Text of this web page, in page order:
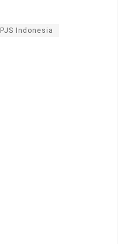
PJS Indonesia